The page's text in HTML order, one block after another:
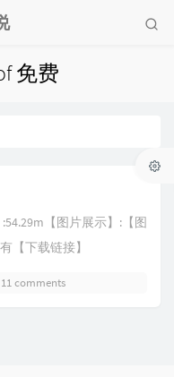
免费
【图片展示】:【图
【下载链接】
11 comments